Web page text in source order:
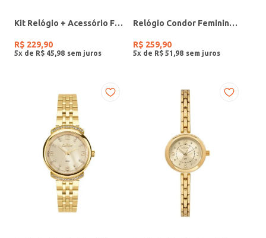
Kit Relógio + Acessório Feminino DOURADO
R$ 229,90
5x de R$ 45 98
Relógio Condor Feminino PRATA
R$ 259,90
5x de R$ 51 98